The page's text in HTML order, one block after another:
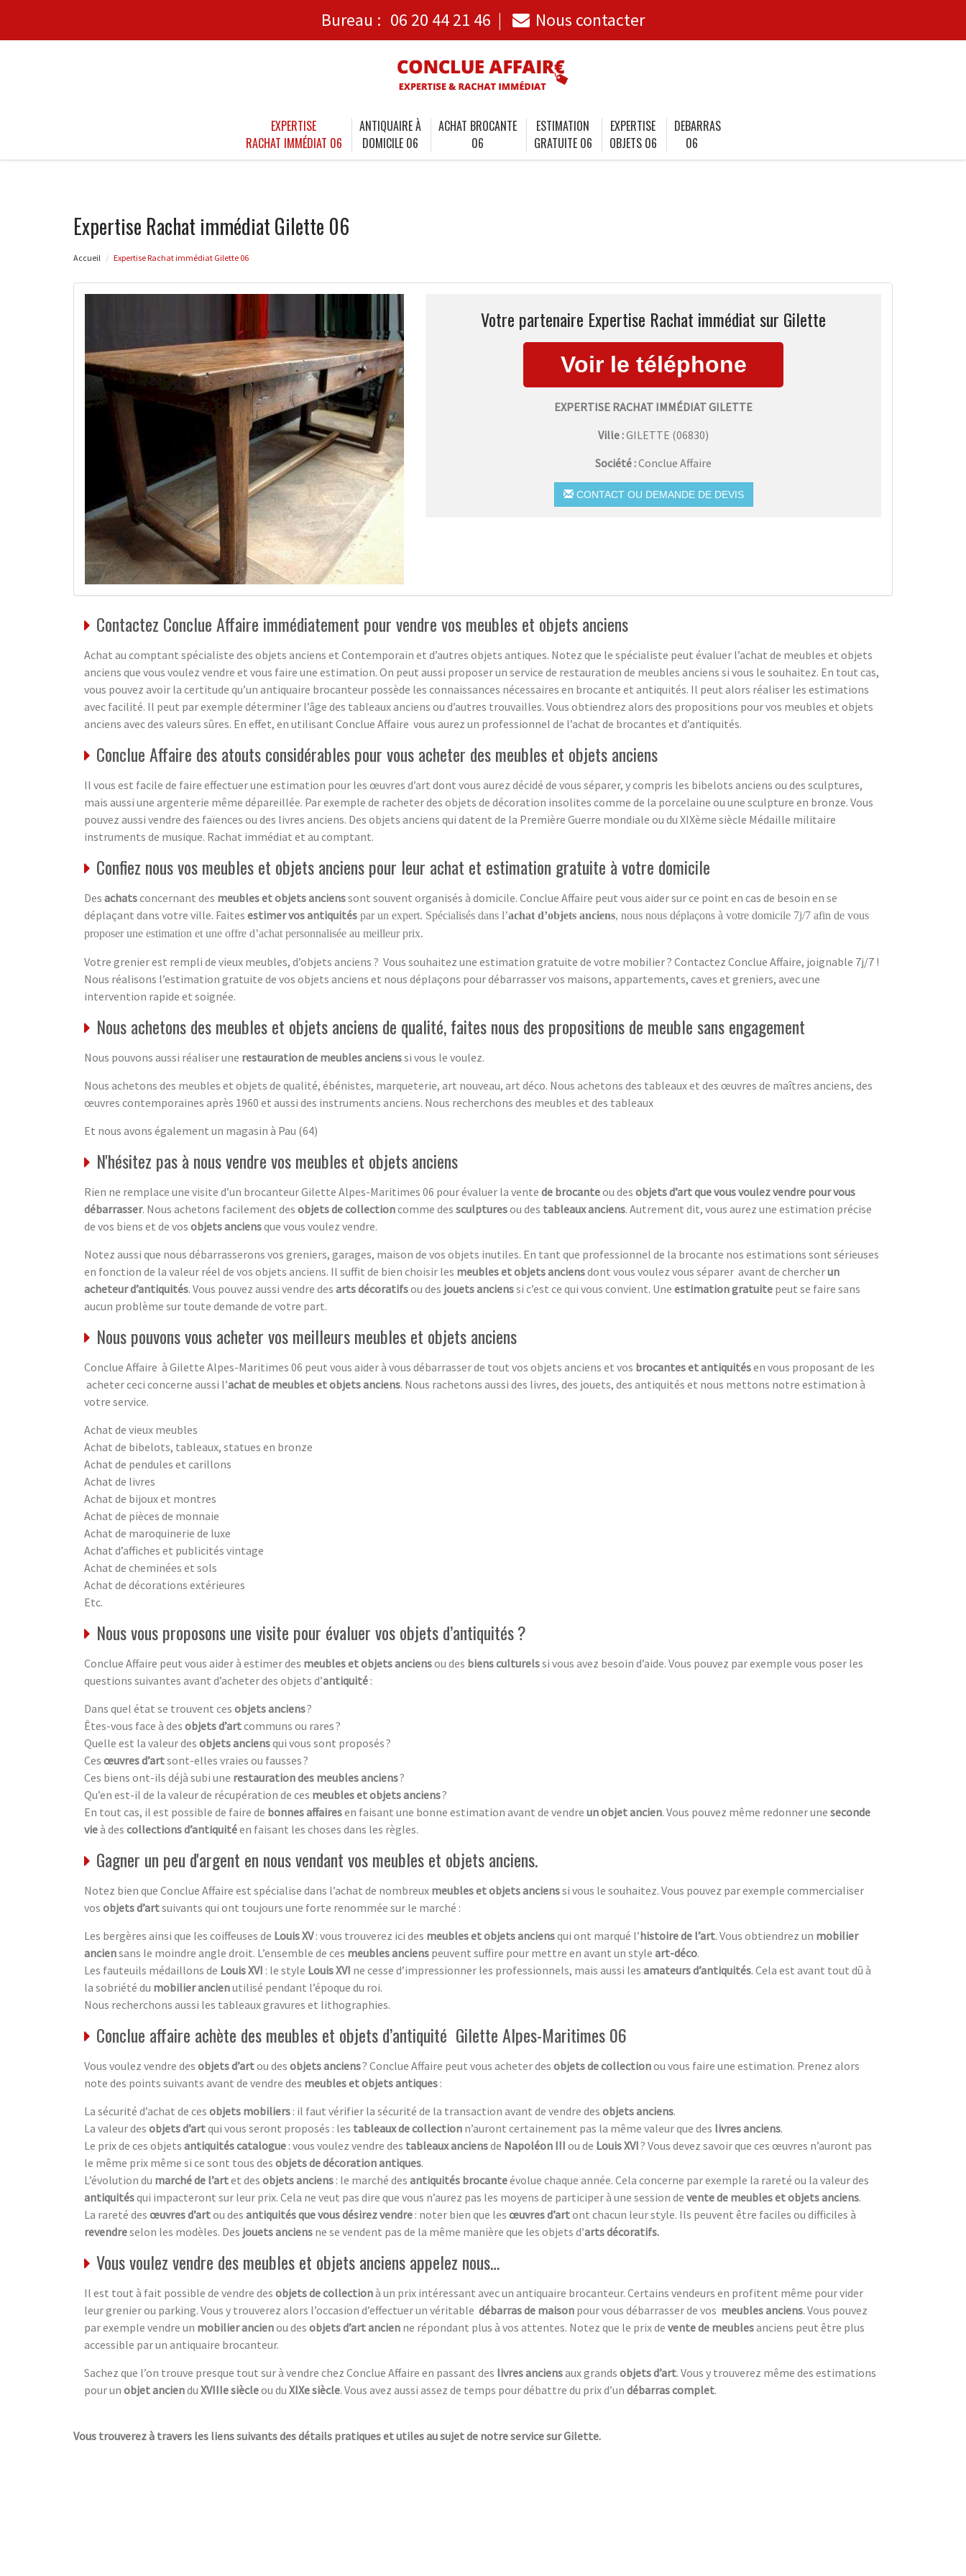
Bureau : 06 20 44 21 46 Nous contacter
EXPERTISE
RACHAT IMMÉDIAT 06
ANTIQUAIRE À
DOMICILE 06
ACHAT BROCANTE
06
ESTIMATION
GRATUITE 06
EXPERTISE
OBJETS 06
DEBARRAS
06
Expertise Rachat immédiat Gilette 06
Accueil Expertise Rachat immédiat Gilette 06
Votre partenaire Expertise Rachat immédiat sur Gilette
EXPERTISE RACHAT IMMÉDIAT GILETTE
Ville :GILETTE (06830)
Société :Conclue Affaire
CONTACT OU DEMANDE DE DEVIS
Contactez Conclue Affaire immédiatement pour vendre vos meubles et objets anciens
Achat au comptant spécialiste des objets anciens et Contemporain et d’autres objets antiques. Notez que le spécialiste peut évaluer l’achat de meubles et objets
anciens que vous voulez vendre et vous faire une estimation. On peut aussi proposer un service de restauration de meubles anciens si vous le souhaitez. En tout cas,
vous pouvez avoir la certitude qu’un antiquaire brocanteur possède les connaissances nécessaires en brocante et antiquités. Il peut alors réaliser les estimations
avec facilité. Il peut par exemple déterminer l’âge des tableaux anciens ou d’autres trouvailles. Vous obtiendrez alors des propositions pour vos meubles et objets
anciens avec des valeurs sûres. En effet, en utilisant Conclue Affaire vous aurez un professionnel de l’achat de brocantes et d’antiquités.
Conclue Affaire des atouts considérables pour vous acheter des meubles et objets anciens
Il vous est facile de faire effectuer une estimation pour les œuvres d’art dont vous aurez décidé de vous séparer, y compris les bibelots anciens ou des sculptures,
mais aussi une argenterie même dépareillée. Par exemple de racheter des objets de décoration insolites comme de la porcelaine ou une sculpture en bronze. Vous
pouvez aussi vendre des faïences ou des livres anciens. Des objets anciens qui datent de la Première Guerre mondiale ou du XIXème siècle Médaille militaire
instruments de musique. Rachat immédiat et au comptant.
Confiez nous vos meubles et objets anciens pour leur achat et estimation gratuite à votre domicile
Des achatsconcernant des meubles et objets ancienssont souvent organisés à domicile. Conclue Affaire peut vous aider sur ce point en cas de besoin en se
déplaçant dans votre ville. Faites estimer vos antiquités par un expert. Spécialisés dans l’achat d’objets anciens, nous nous déplaçons à votre domicile 7j/7 afin de vous
proposer une estimation et une offre d’achat personnalisée au meilleur prix.
Votre grenier est rempli de vieux meubles, d’objets anciens ? Vous souhaitez une estimation gratuite de votre mobilier ? Contactez Conclue Affaire, joignable 7j/7 !
Nous réalisons l’estimation gratuite de vos objets anciens et nous déplaçons pour débarrasser vos maisons, appartements, caves et greniers, avec une
intervention rapide et soignée.
Nous achetons des meubles et objets anciens de qualité, faites nous des propositions de meuble sans engagement
Nous pouvons aussi réaliser une restauration de meubles ancienssi vous le voulez.
Nous achetons des meubles et objets de qualité, ébénistes, marqueterie, art nouveau, art déco. Nous achetons des tableaux et des œuvres de maîtres anciens, des
œuvres contemporaines après 1960 et aussi des instruments anciens. Nous recherchons des meubles et des tableaux
Et nous avons également un magasin à Pau (64)
N'hésitez pas à nous vendre vos meubles et objets anciens
Rien ne remplace une visite d’un brocanteur Gilette Alpes-Maritimes 06 pour évaluer la vente de brocanteou des objets d’art que vous voulez vendre pour vous
débarrasser. Nous achetons facilement des objets de collectioncomme des sculpturesou des tableaux anciens. Autrement dit, vous aurez une estimation précise
de vos biens et de vos objets anciensque vous voulez vendre.
Notez aussi que nous débarrasserons vos greniers, garages, maison de vos objets inutiles. En tant que professionnel de la brocante nos estimations sont sérieuses
en fonction de la valeur réel de vos objets anciens. Il suffit de bien choisir les meubles et objets anciensdont vous voulez vous séparer avant de chercherun
acheteur d’antiquités. Vous pouvez aussi vendre des arts décoratifsou des jouets ancienssi c’est ce qui vous convient. Une estimation gratuite peut se faire sans
aucun problème sur toute demande de votre part.
Nous pouvons vous acheter vos meilleurs meubles et objets anciens
Conclue Affaire à Gilette Alpes-Maritimes 06 peut vous aider à vous débarrasser de tout vos objets anciens et vos brocantes et antiquitésen vous proposant de les
acheter ceci concerne aussi l’achat de meubles et objets anciens. Nous rachetons aussi des livres, des jouets, des antiquités et nous mettons notre estimation à
votre service.
Achat de vieux meubles
Achat de bibelots, tableaux, statues en bronze
Achat de pendules et carillons
Achat de livres
Achat de bijoux et montres
Achat de pièces de monnaie
Achat de maroquinerie de luxe
Achat d’affiches et publicités vintage
Achat de cheminées et sols
Achat de décorations extérieures
Etc.
Nous vous proposons une visite pour évaluer vos objets d’antiquités ?
Conclue Affaire peut vous aider à estimer des meubles et objets anciensou des biens culturelssi vous avez besoin d’aide. Vous pouvez par exemple vous poser les
questions suivantes avant d’acheter des objets d’antiquité :
Dans quel état se trouvent ces objets anciens?
Êtes-vous face à des objets d’artcommuns ou rares ?
Quelle est la valeur des objets anciensqui vous sont proposés ?
Ces œuvres d’artsont-elles vraies ou fausses ?
Ces biens ont-ils déjà subi une restauration des meubles anciens?
Qu’en est-il de la valeur de récupération de ces meubles et objets anciens?
En tout cas, il est possible de faire de bonnes affairesen faisant une bonne estimation avant de vendre un objet ancien. Vous pouvez même redonner une seconde
vieà des collections d’antiquitéen faisant les choses dans les règles.
Gagner un peu d'argent en nous vendant vos meubles et objets anciens.
Notez bien que Conclue Affaire est spécialise dans l’achat de nombreux meubles et objets ancienssi vous le souhaitez. Vous pouvez par exemple commercialiser
vos objets d’artsuivants qui ont toujours une forte renommée sur le marché :
Les bergères ainsi que les coiffeuses de Louis XV: vous trouverez ici des meubles et objets anciensqui ont marqué l’histoire de l’art. Vous obtiendrez un mobilier
anciensans le moindre angle droit. L’ensemble de ces meubles anciens peuvent suffire pour mettre en avant un style art-déco.
Les fauteuils médaillons de Louis XVI : le style Louis XVI ne cesse d’impressionner les professionnels, mais aussi les amateurs d’antiquités. Cela est avant tout dû à
la sobriété du mobilier ancienutilisé pendant l’époque du roi.
Nous recherchons aussi les tableaux gravures et lithographies.
Conclue affaire achète des meubles et objets d’antiquité Gilette Alpes-Maritimes 06
Vous voulez vendre des objets d’artou des objets anciens? Conclue Affaire peut vous acheter des objets de collectionou vous faire une estimation. Prenez alors
note des points suivants avant de vendre des meubles et objets antiques :
La sécurité d’achat de ces objets mobiliers : il faut vérifier la sécurité de la transaction avant de vendre des objets anciens.
La valeur des objets d’artqui vous seront proposés : les tableaux de collection n’auront certainement pas la même valeur que des livres anciens.
Le prix de ces objets antiquités catalogue : vous voulez vendre des tableaux anciensde Napoléon III ou de Louis XVI? Vous devez savoir que ces œuvres n’auront pas
le même prix même si ce sont tous des objets de décoration antiques.
L’évolution du marché de l’artet des objets anciens : le marché des antiquités brocanteévolue chaque année. Cela concerne par exemple la rareté ou la valeur des
antiquitésqui impacteront sur leur prix. Cela ne veut pas dire que vous n’aurez pas les moyens de participer à une session de vente de meubles et objets anciens.
La rareté des œuvres d’artou des antiquités que vous désirez vendre : noter bien que les œuvres d’artont chacun leur style. Ils peuvent être faciles ou difficiles à
revendreselon les modèles. Des jouets anciens ne se vendent pas de la même manière que les objets d’arts décoratifs.
Vous voulez vendre des meubles et objets anciens appelez nous…
Il est tout à fait possible de vendre des objets de collectionà un prix intéressant avec un antiquaire brocanteur. Certains vendeurs en profitent même pour vider
leur grenier ou parking. Vous y trouverez alors l’occasion d’effectuer un véritable débarras de maison pour vous débarrasser de vos meubles anciens. Vous pouvez
par exemple vendre un mobilier ancienou des objets d’art ancien ne répondant plus à vos attentes. Notez que le prix de vente de meublesanciens peut être plus
accessible par un antiquaire brocanteur.
Sachez que l’on trouve presque tout sur à vendre chez Conclue Affaire en passant des livres anciensaux grands objets d’art. Vous y trouverez même des estimations
pour un objet anciendu XVIIIe siècleou du XIXe siècle. Vous avez aussi assez de temps pour débattre du prix d’un débarras complet.
Vous trouverez à travers les liens suivants des détails pratiques et utiles au sujet de notre service sur Gilette.